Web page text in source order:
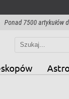
Ponad 7500 artykułów